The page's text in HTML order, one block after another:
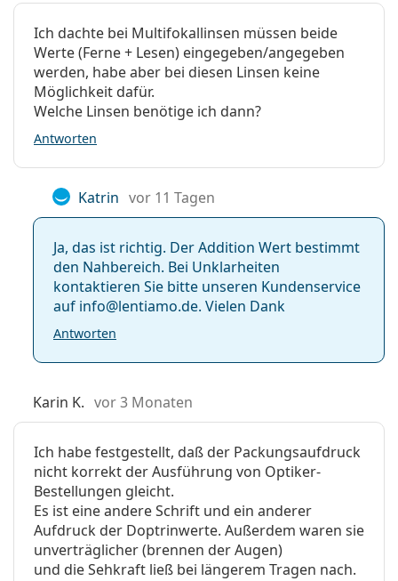
Kontaktlinsen
Ich dachte bei Multifokallinsen müssen beide
Werte (Ferne + Lesen) eingegeben/angegeben
werden, habe aber bei diesen Linsen keine
Möglichkeit dafür.
Welche Linsen benötige ich dann?
Antworten
Katrin vor 11 Tagen
Ja, das ist richtig. Der Addition Wert bestimmt
den Nahbereich. Bei Unklarheiten
kontaktieren Sie bitte unseren Kundenservice
auf info@lentiamo.de. Vielen Dank
Antworten
Karin K. vor 3 Monaten
Ich habe festgestellt, daß der Packungsaufdruck
nicht korrekt der Ausführung von Optiker-
Bestellungen gleicht.
Es ist eine andere Schrift und ein anderer
Aufdruck der Doptrinwerte. Außerdem waren sie
unverträglicher (brennen der Augen)
und die Sehkraft ließ bei längerem Tragen nach.